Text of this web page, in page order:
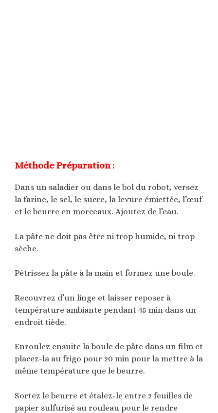
MéthodePréparation :
Dans un saladier ou dans le bol du robot, versez
la farine, le sel, le sucre, la levure émiettée, l’œuf
et le beurre en morceaux. Ajoutez de l’eau.
La pâte ne doit pas être ni trop humide, ni trop
sèche.
Pétrissez la pâte à la main et formez une boule.
Recouvrez d’un linge et laisser reposer à
température ambiante pendant 45 min dans un
endroit tiède.
Enroulez ensuite la boule de pâte dans un film et
placez-la au frigo pour 20 min pour la mettre à la
même température que le beurre.
Sortez le beurre et étalez-le entre 2 feuilles de
papier sulfurisé au rouleau pour le rendre